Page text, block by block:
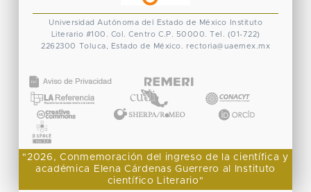
Universidad Autónoma del Estado de México
Instituto
Literario #100. Col. Centro C.P. 50000. Tel. (01-722)
2262300 Toluca, Estado de México. rectoria@uaemex.mx
"2026, Conmemoración del ingreso de la científica y
académica Elena Cárdenas Guerrero al Instituto
científico Literario"